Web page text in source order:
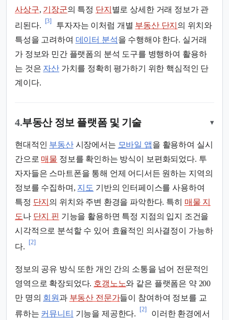
사상구, 기장군의 특정 단지 별로 상세한 거래 정보가 관
리된다.
[3]
투자자는 이처럼 개별 부동산 단지 의 위치와
특성을 고려하여 데이터 분석을 수행해야 한다. 실거래
가 정보와 민간 플랫폼의 분석 도구를 병행하여 활용하
는 것은 자산가치를 정확히 평가하기 위한 핵심적인 단
계이다.
4.부동산 정보 플랫폼 및 기술 ▾
현대적인 부동산시장에서는 모바일 앱을 활용하여 실시
간으로 매물 정보를 확인하는 방식이 보편화되었다. 투
자자들은 스마트폰을 통해 언제 어디서든 원하는 지역의
정보를 수집하며, 지도 기반의 인터페이스를 사용하여
특정 단지 의 위치와 주변 환경을 파악한다. 특히 매물 지
도나 단지 핀 기능을 활용하면 특정 지점의 입지 조건을
시각적으로 분석할 수 있어 효율적인 의사결정이 가능하
다.
[2]
정보의 공유 방식 또한 개인 간의 소통을 넘어 전문적인
영역으로 확장되었다. 호갱노노와 같은 플랫폼은 약 200
만 명의 회원 과 부동산 전문가들이 참여하여 정보를 교
류하는 커뮤니티 기능을 제공한다.
[2]
이러한 환경에서